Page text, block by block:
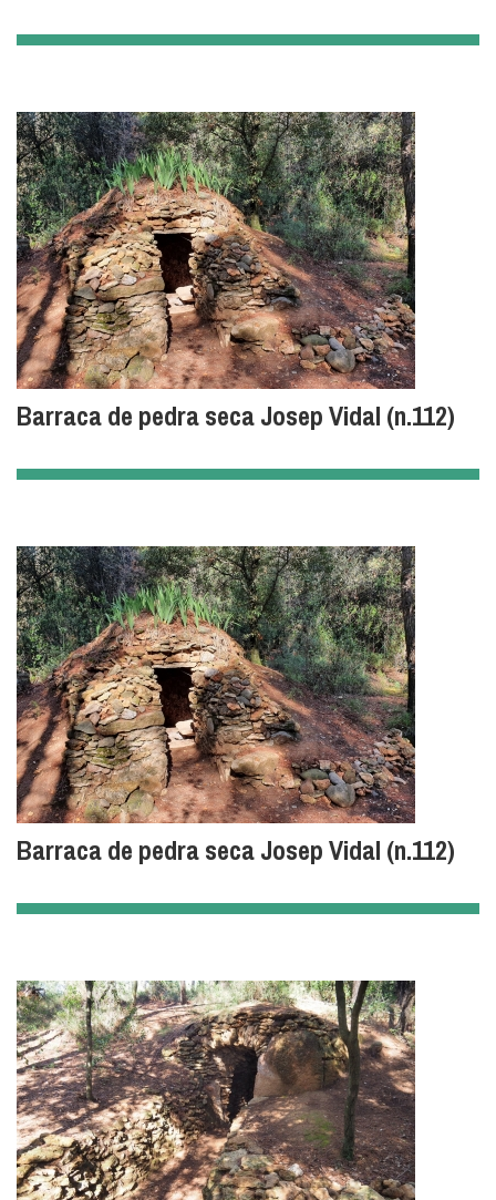
Barraca de pedra seca Josep Vidal (n.112)
Barraca de pedra seca Josep Vidal (n.112)